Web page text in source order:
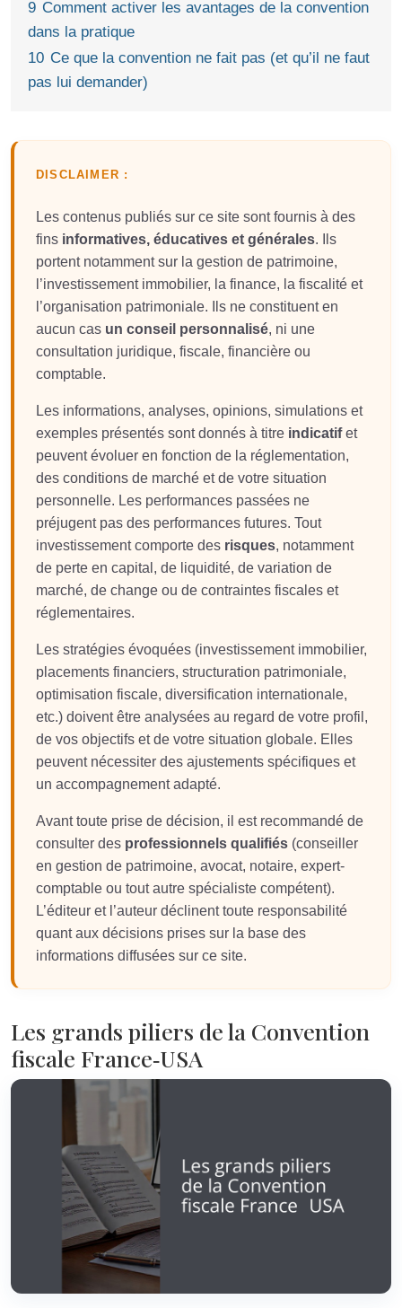
9 Comment activer les avantages de la convention
dans la pratique
10 Ce que la convention ne fait pas (et qu’il ne faut
pas lui demander)
DISCLAIMER :
Les contenus publiés sur ce site sont fournis à des
fins informatives, éducatives et générales. Ils
portent notamment sur la gestion de patrimoine,
l’investissement immobilier, la finance, la fiscalité et
l’organisation patrimoniale. Ils ne constituent en
aucun cas un conseil personnalisé, ni une
consultation juridique, fiscale, financière ou
comptable.
Les informations, analyses, opinions, simulations et
exemples présentés sont donnés à titre indicatifet
peuvent évoluer en fonction de la réglementation,
des conditions de marché et de votre situation
personnelle. Les performances passées ne
préjugent pas des performances futures. Tout
investissement comporte des risques, notamment
de perte en capital, de liquidité, de variation de
marché, de change ou de contraintes fiscales et
réglementaires.
Les stratégies évoquées (investissement immobilier,
placements financiers, structuration patrimoniale,
optimisation fiscale, diversification internationale,
etc.) doivent être analysées au regard de votre profil,
de vos objectifs et de votre situation globale. Elles
peuvent nécessiter des ajustements spécifiques et
un accompagnement adapté.
Avant toute prise de décision, il est recommandé de
consulter des professionnels qualifiés (conseiller
en gestion de patrimoine, avocat, notaire, expert-
comptable ou tout autre spécialiste compétent).
L’éditeur et l’auteur déclinent toute responsabilité
quant aux décisions prises sur la base des
informations diffusées sur ce site.
Les grands piliers de la Convention
fiscale France‑USA